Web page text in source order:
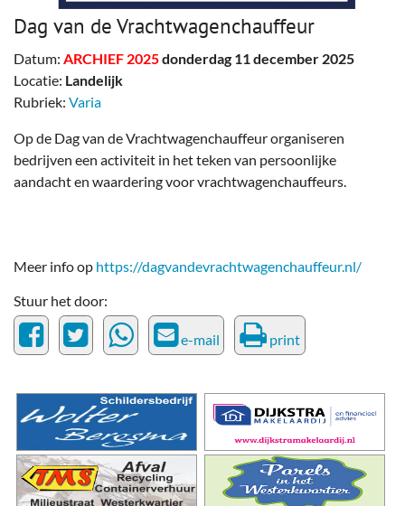
Dag van de Vrachtwagenchauffeur
Datum: ARCHIEF 2025donderdag 11 december 2025
Locatie: Landelijk
Rubriek: Varia
Op de Dag van de Vrachtwagenchauffeur organiseren
bedrijven een activiteit in het teken van persoonlijke
aandacht en waardering voor vrachtwagenchauffeurs.
Meer info op https://dagvandevrachtwagenchauffeur.nl/
Stuur het door:
e-mail print